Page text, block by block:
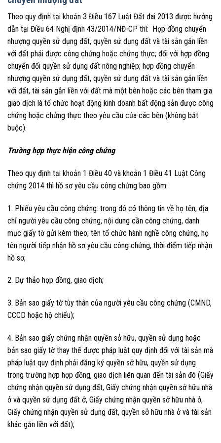
Theo quy định tại khoản 3 Điều 167 Luật Đất đai 2013 được hướng
dẫn tại Điều 64 Nghị định 43/2014/NĐ-CP thì: Hợp đồng chuyển
nhượng quyền sử dụng đất, quyền sử dụng đất và tài sản gắn liền
với đất phải được công chứng hoặc chứng thực; đối với hợp đồng
chuyển đổi quyền sử dụng đất nông nghiệp; hợp đồng chuyển
nhượng quyền sử dụng đất, quyền sử dụng đất và tài sản gắn liền
với đất, tài sản gắn liền với đất mà một bên hoặc các bên tham gia
giao dịch là tổ chức hoạt động kinh doanh bất động sản được công
chứng hoặc chứng thực theo yêu cầu của các bên (không bắt
buộc).
Trường hợp thực hiện công chứng
Theo quy định tại khoản 1 Điều 40 và khoản 1 Điều 41 Luật Công
chứng 2014 thì hồ sơ yêu cầu công chứng bao gồm:
1. Phiếu yêu cầu công chứng: trong đó có thông tin về họ tên, địa
chỉ người yêu cầu công chứng, nội dung cần công chứng, danh
mục giấy tờ gửi kèm theo; tên tổ chức hành nghề công chứng, họ
tên người tiếp nhận hồ sơ yêu cầu công chứng, thời điểm tiếp nhận
hồ sơ;
2. Dự thảo hợp đồng, giao dịch;
3. Bản sao giấy tờ tùy thân của người yêu cầu công chứng (CMND,
CCCD hoặc hộ chiếu);
4. Bản sao giấy chứng nhận quyền sở hữu, quyền sử dụng hoặc
bản sao giấy tờ thay thế được pháp luật quy định đối với tài sản mà
pháp luật quy định phải đăng ký quyền sở hữu, quyền sử dụng
trong trường hợp hợp đồng, giao dịch liên quan đến tài sản đó (Giấy
chứng nhận quyền sử dụng đất, Giấy chứng nhận quyền sở hữu nhà
ở và quyền sử dụng đất ở, Giấy chứng nhận quyền sở hữu nhà ở,
Giấy chứng nhận quyền sử dụng đất, quyền sở hữu nhà ở và tài sản
khác gắn liền với đất);